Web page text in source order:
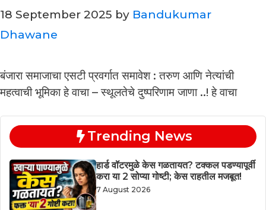
18 September 2025 by Bandukumar
Dhawane
बंजारा समाजाचा एसटी प्रवर्गात समावेश : तरुण आणि नेत्यांची
महत्वाची भूमिका हे वाचा – स्थूलतेचे दुष्परिणाम जाणा ..! हे वाचा
Trending News
हार्ड वॉटरमुळे केस गळतायत? टक्कल पडण्यापूर्वी
करा या 2 सोप्या गोष्टी; केस राहतील मजबूत!
7 August 2026